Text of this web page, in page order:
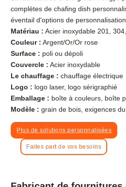
complètes de chafing dish
éventail d'options de
Matériau : Acier inoxydable 201,
Couleur : Argent/Or/Or rose
Surface : poli ou dépoli
Couvercle : Acier inoxydable
Le chauffage : chauffage électrique
Logo : logo laser, logo sérigraphié
Emballage : boîte à couleurs, boîte
Modèle : grain de bois, exigences
Plus de solutions personnalisées
Faites part de vos besoins